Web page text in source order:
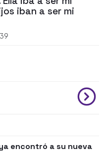
iban a ser mi
encontró a su nueva